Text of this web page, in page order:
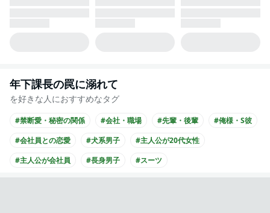
年下課長の罠に溺れて
を好きな人におすすめなタグ
#禁断愛・秘密の関係 #会社・職場 #先輩・後輩
#俺様・S彼
#会社員との恋愛
#犬系男子
#主人公が20代女性
#主人公が会社員
#長身男子 #スーツ